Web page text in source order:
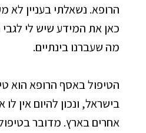
הרופא. נשאלתי בעניין
כאן את המידע שיש לי לגבי
מה שעברנו בינתיים.
הטיפול באסף הרופא הוא
בישראל, ונכון להיום אין
אחרים בארץ. מדובר